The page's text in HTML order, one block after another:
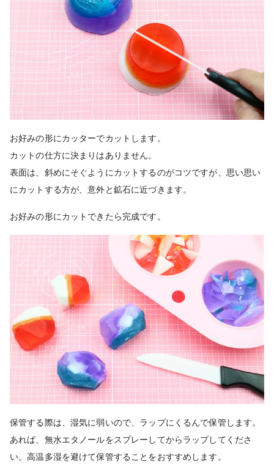
お好みの形にカッターでカットします。
カットの仕方に決まりはありません。
表面は、斜めにそぐようにカットするのがコツですが、思い思い
にカットする方が、意外と鉱石に近づきます。
お好みの形にカットできたら完成です。
保管する際は、湿気に弱いので、ラップにくるんで保管します。
あれば、無水エタノールをスプレーしてからラップしてくださ
い。高温多湿を避けて保管することをおすすめします。